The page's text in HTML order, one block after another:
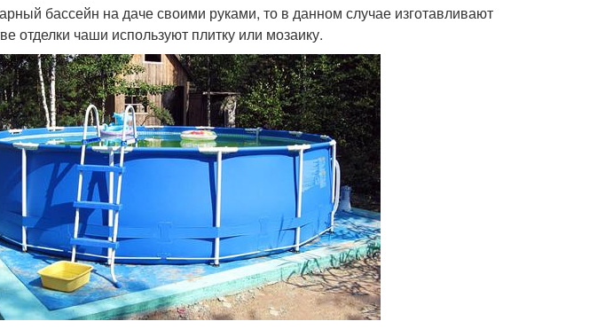
бассейн на даче своими руками, то в данном случае изготавливают
отделки чаши используют плитку или мозаику.